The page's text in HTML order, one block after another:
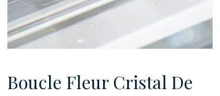
Boucle Fleur Cristal De